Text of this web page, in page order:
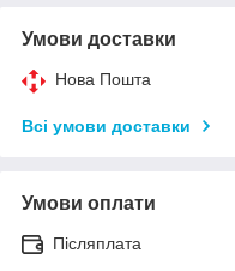
Умови доставки
Нова Пошта
Всі умови доставки
Умови оплати
Післяплата